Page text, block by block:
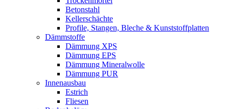
Betonstahl
Kellerschächte
Profile, Stangen, Bleche & Kunststoffplatten
Dämmstoffe
Dämmung XPS
Dämmung EPS
Dämmung Mineralwolle
Dämmung PUR
Innenausbau
Estrich
Fliesen